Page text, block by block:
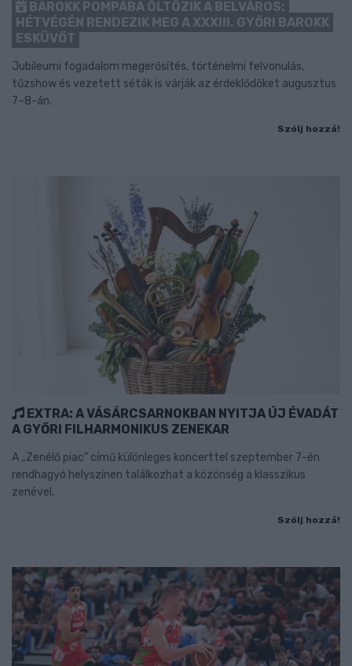
BAROKK POMPÁBA ÖLTÖZIK A BELVÁROS:
HÉTVÉGÉN RENDEZIK MEG A XXXIII. GYŐRI BAROKK
ESKÜVŐT
Jubileumi fogadalom megerősítés, történelmi felvonulás,
tűzshow és vezetett séták is várják az érdeklődőket augusztus
7–8-án.
Szólj hozzá!
EXTRA: A VÁSÁRCSARNOKBAN NYITJA ÚJ ÉVADÁT
A GYŐRI FILHARMONIKUS ZENEKAR
A „Zenélő piac” című különleges koncerttel szeptember 7-én
rendhagyó helyszínen találkozhat a közönség a klasszikus
zenével.
Szólj hozzá!